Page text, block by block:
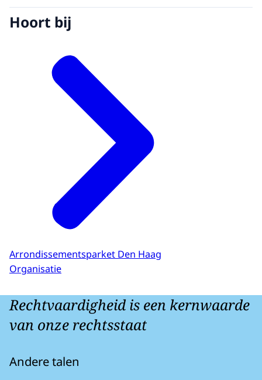
Hoort bij
Arrondissementsparket Den Haag
Organisatie
Rechtvaardigheid is een kernwaarde
van onze rechtsstaat
Andere talen